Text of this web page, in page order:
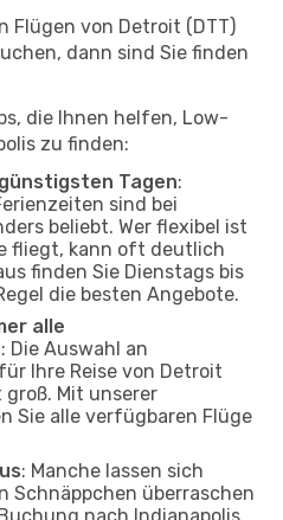
Flügen von Detroit (DTT)
dann sind Sie finden
die Ihnen helfen, Low-
zu finden:
Tagen:
sind bei
beliebt. Wer flexibel ist
fliegt, kann oft deutlich
finden Sie Dienstags bis
die besten Angebote.
alle
: Die Auswahl an
Ihre Reise von Detroit
Mit unserer
Sie alle verfügbaren Flüge
: Manche lassen sich
Schnäppchen überraschen